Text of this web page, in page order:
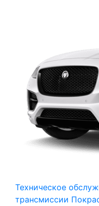
Техническое
трансмиссии